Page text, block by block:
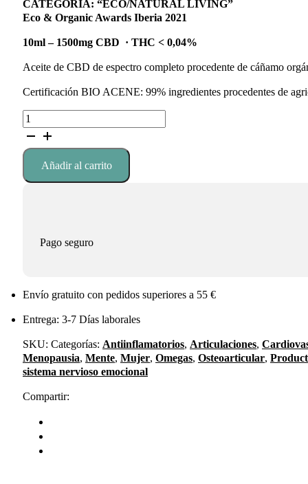
74,95 €. 63,71 €.
CATEGORÍA: “ECO/NATURAL LIVING”
Eco & Organic Awards Iberia 2021
10ml – 1500mg CBD · THC < 0,04%
Aceite de CBD de espectro completo procedente de cáñamo
Certificación BIO ACENE: 99% ingredientes procedentes de
Aceite
de
15%
WeBotanix
Añadir al carrito
Pago seguro
Envío gratuito con pedidos superiores a 55 €
Entrega: 3-7 Días laborales
SKU: Categorías: Antiinflamatorios, Articulaciones,
Menopausia, Mente, Mujer, Omegas, Osteoarticular,
sistema nervioso emocional
Compartir: